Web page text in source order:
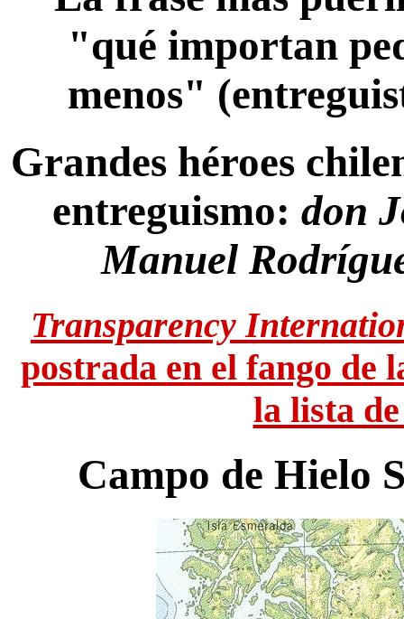
"qué importan
menos"
Grandes héroes
entreguismo: don
Manuel
Transparency
postrada en el fango de
la lista
Campo de Hielo